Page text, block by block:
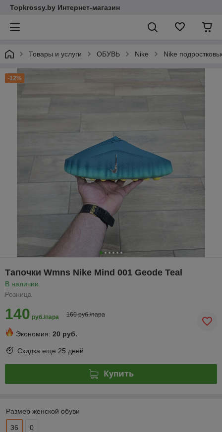
Topkrossy.by Интернет-магазин
Товары и услуги ОБУВЬ Nike Nike
-12%
Тапочки Wmns Nike Mind 001 Geode Teal
В наличии
Розница
140 руб./пара 160 руб./пара
Экономия: 20 руб.
Скидка еще 25 дней
Купить
Размер женской обуви
36 0